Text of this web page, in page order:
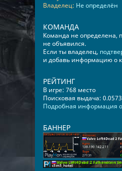
Владелец: Не определён
КОМАНДА
Команда не определена,
не объявился.
Если ты владелец,
и добавь информацию о
РЕЙТИНГ
В игре: 768 место
Поисковая выдача: 0.0573
Подробная информация
БАННЕР